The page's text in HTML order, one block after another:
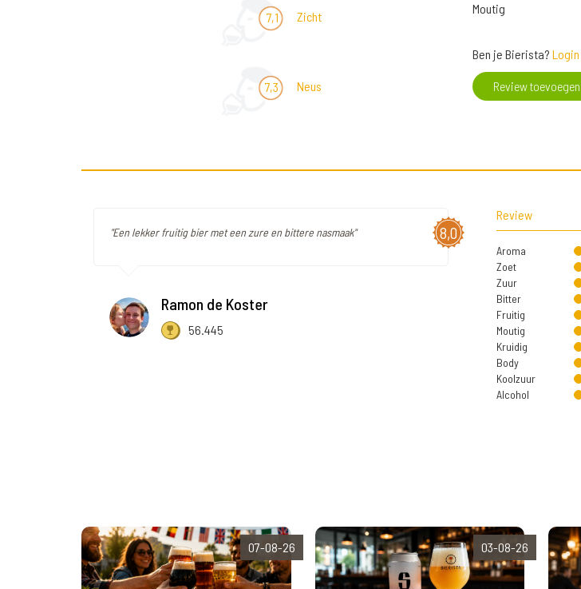
7,1 Zicht
7,3 Neus
Moutig
Ben je Bierista? Login
Review toevoegen
8,0
"Een lekker fruitig bier met een zure en bittere nasmaak"
Ramon de Koster
56.445
Review
Aroma
Zoet
Zuur
Bitter
Fruitig
Moutig
Kruidig
Body
Koolzuur
Alcohol
07-08-26 03-08-26